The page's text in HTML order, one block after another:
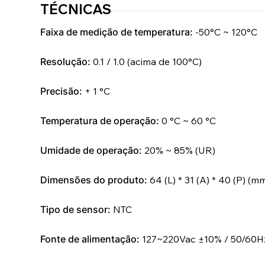
TÉCNICAS
Faixa de medição de temperatura: -50°C ~ 120°C
Resolução: 0.1 / 1.0 (acima de 100°C)
Precisão: + 1 °C
Temperatura de operação: 0 °C ~ 60 °C
Umidade de operação: 20% ~ 85% (UR)
Dimensões do produto: 64 (L) * 31 (A) * 40 (P)
Tipo de sensor: NTC
Fonte de alimentação: 127~220Vac ±10% / 50/